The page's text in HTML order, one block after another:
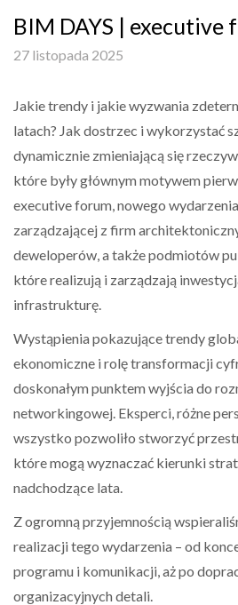
BIM DAYS | executive
27 listopada 2025
Jakie trendy i jakie wyzwania
latach? Jak dostrzec i wykorzystać
dynamicznie zmieniającą się
które były głównym motywem
executive forum, nowego
zarządzającej z firm
deweloperów, a także podmiotów
które realizują i zarządzają
infrastrukturę.
Wystąpienia pokazujące trendy
ekonomiczne i rolę transformacji
doskonałym punktem wyjścia do
networkingowej. Eksperci, różne
wszystko pozwoliło stworzyć
które mogą wyznaczać kierunki
nadchodzące lata.
Z ogromną przyjemnością
realizacji tego wydarzenia – od
programu i komunikacji, aż po
organizacyjnych detali.